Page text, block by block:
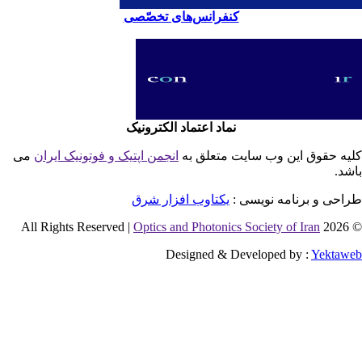
کنفرانس‌های تخصّصی
نماد اعتماد الکترونیک
حقوق این وب سایت متعلق بهانجمن اپتیک و فوتونیک ایران می
و برنامه نویسی : یکتاوب افزار شرق
©
Optics and Photonics Society of Iran
Designed & Developed by :